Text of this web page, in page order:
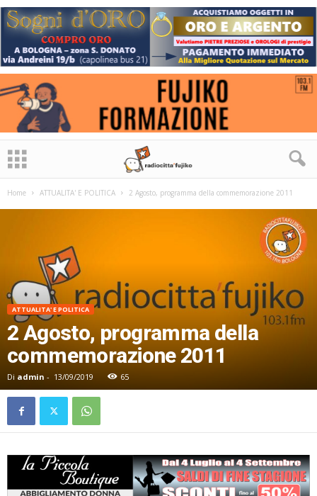
Home ATTUALITA' E POLITICA 2 Agosto, programma della commemorazione 2011
ATTUALITA' E POLITICA
2 Agosto, programma della
commemorazione 2011
Di admin - 13/09/2019 65